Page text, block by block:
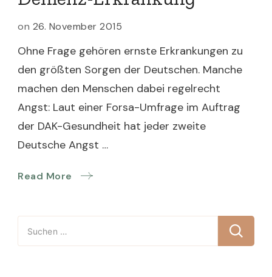
on 26. November 2015
Ohne Frage gehören ernste Erkrankungen zu
den größten Sorgen der Deutschen. Manche
machen den Menschen dabei regelrecht
Angst: Laut einer Forsa-Umfrage im Auftrag
der DAK-Gesundheit hat jeder zweite
Deutsche Angst …
Read More
Suchen
nach: